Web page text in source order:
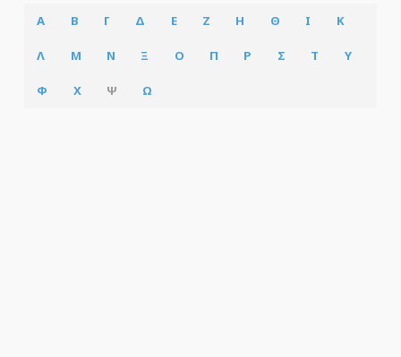
Α Β Γ Δ Ε Ζ Η Θ Ι Κ
Λ Μ Ν Ξ Ο Π Ρ Σ Τ Υ
Φ Χ Ψ Ω